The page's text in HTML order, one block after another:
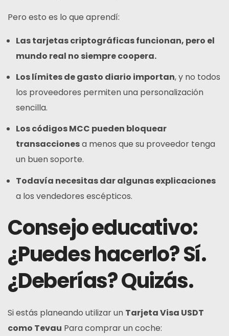
Pero esto es lo que aprendí:
Las tarjetas criptográficas funcionan, pero el
mundo real no siempre coopera.
Los límites de gasto diario importan, y no todos
los proveedores permiten una personalización
sencilla.
Los códigos MCC pueden bloquear
transaccionesa menos que su proveedor tenga
un buen soporte.
Todavía necesitas dar algunas explicaciones
a los vendedores escépticos.
Consejo educativo:
¿Puedes hacerlo? Sí.
¿Deberías? Quizás.
Si estás planeando utilizar un Tarjeta Visa USDT
como Tevau Para comprar un coche: